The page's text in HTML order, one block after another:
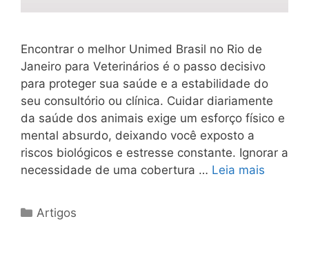
Encontrar o melhor Unimed Brasil no Rio de
Janeiro para Veterinários é o passo decisivo
para proteger sua saúde e a estabilidade do
seu consultório ou clínica. Cuidar diariamente
da saúde dos animais exige um esforço físico e
mental absurdo, deixando você exposto a
riscos biológicos e estresse constante. Ignorar a
necessidade de uma cobertura … Leia mais
Artigos